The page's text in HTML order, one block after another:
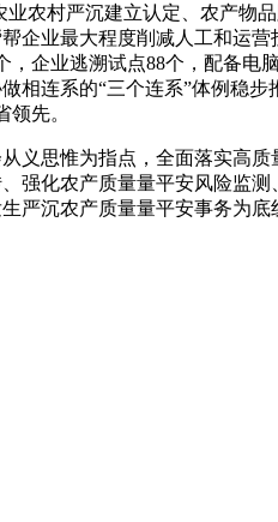
农村严沉建立认定、农产
企业最大程度削减人工和运
企业逃溯试点88个，配备
连系的“三个连系”体例稳
先。
思惟为指点，全面落实高质
强化农产质量量平安风险监
严沉农产质量量平安事务为